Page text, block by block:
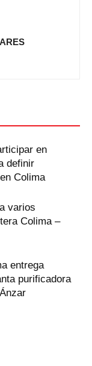
en
definir
Colima
varios
Colima –
entrega
purificadora